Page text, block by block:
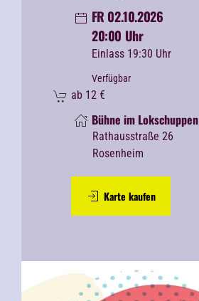
FR 02.10.2026
20:00 Uhr
Einlass 19:30 Uhr
Verfügbar
ab 12 €
Bühne im Lokschuppen
Rathausstraße 26
Rosenheim
Karte kaufen